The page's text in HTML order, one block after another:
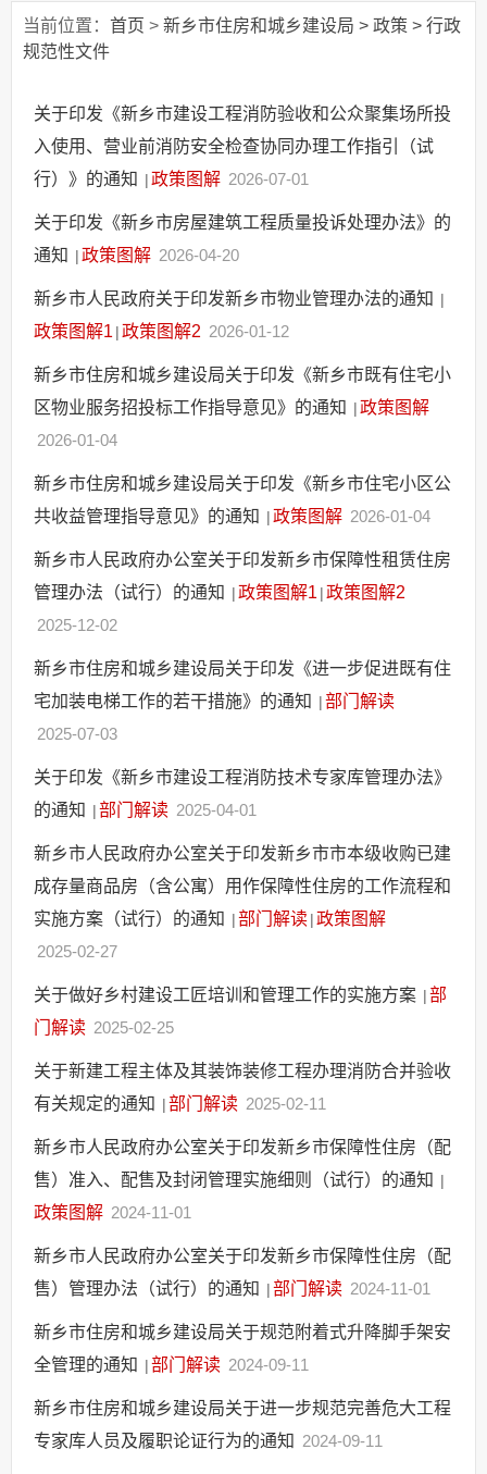
当前位置： 首页 > 新乡市住房和城乡建设局 > 政策 > 行政
规范性文件
关于印发《新乡市建设工程消防验收和公众聚集场所投
入使用、营业前消防安全检查协同办理工作指引（试
行）》的通知 |政策图解 2026-07-01
关于印发《新乡市房屋建筑工程质量投诉处理办法》的
通知 |政策图解 2026-04-20
新乡市人民政府关于印发新乡市物业管理办法的通知 |
政策图解1 |政策图解2 2026-01-12
新乡市住房和城乡建设局关于印发《新乡市既有住宅小
区物业服务招投标工作指导意见》的通知 |政策图解
2026-01-04
新乡市住房和城乡建设局关于印发《新乡市住宅小区公
共收益管理指导意见》的通知 |政策图解 2026-01-04
新乡市人民政府办公室关于印发新乡市保障性租赁住房
管理办法（试行）的通知 |政策图解1 |政策图解2
2025-12-02
新乡市住房和城乡建设局关于印发《进一步促进既有住
宅加装电梯工作的若干措施》的通知 |部门解读
2025-07-03
关于印发《新乡市建设工程消防技术专家库管理办法》
的通知 |部门解读 2025-04-01
新乡市人民政府办公室关于印发新乡市市本级收购已建
成存量商品房（含公寓）用作保障性住房的工作流程和
实施方案（试行）的通知 |部门解读|政策图解
2025-02-27
关于做好乡村建设工匠培训和管理工作的实施方案 |部
门解读 2025-02-25
关于新建工程主体及其装饰装修工程办理消防合并验收
有关规定的通知 |部门解读 2025-02-11
新乡市人民政府办公室关于印发新乡市保障性住房（配
售）准入、配售及封闭管理实施细则（试行）的通知 |
政策图解 2024-11-01
新乡市人民政府办公室关于印发新乡市保障性住房（配
售）管理办法（试行）的通知 |部门解读 2024-11-01
新乡市住房和城乡建设局关于规范附着式升降脚手架安
全管理的通知 |部门解读 2024-09-11
新乡市住房和城乡建设局关于进一步规范完善危大工程
专家库人员及履职论证行为的通知 2024-09-11